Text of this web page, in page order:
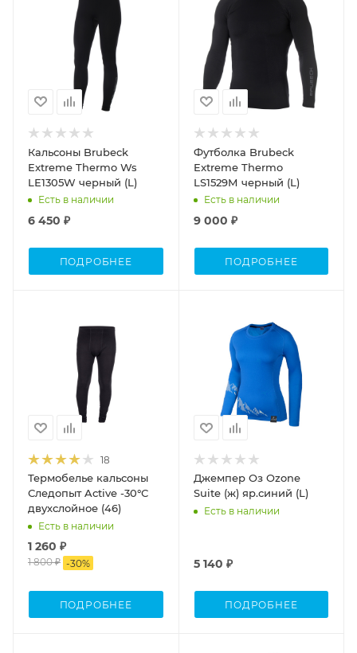
Кальсоны Brubeck
Extreme Thermo Ws
LЕ1305W черный (L)
Есть в наличии
6 450 ₽
ПОДРОБНЕЕ
Футболка Brubeck
Extreme Thermo
LS1529М черный (L)
Есть в наличии
9 000 ₽
ПОДРОБНЕЕ
18
Термобелье кальсоны
Следопыт Active -30°С
двухслойное (46)
Есть в наличии
1 260 ₽
1 800 ₽ -30%
ПОДРОБНЕЕ
Джемпер Оз Ozone
Suite (ж) яр.синий (L)
Есть в наличии
5 140 ₽
ПОДРОБНЕЕ